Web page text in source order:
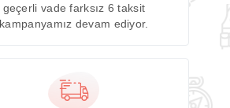
geçerli vade farksız 6 taksit
kampanyamız devam ediyor.